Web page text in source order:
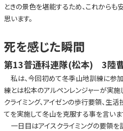
ときの景色を堪能するため、これから
思います。
死を感じた瞬間
第13普通科連隊(松本) 3陸
私は、今回初めて冬季山地訓練に参
練とは松本のアルペンレンジャーが実施
クライミング、アイゼンの歩行要領、生
てを実施して冬山を克服する事を言いま
一日目はアイスクライミングの要領を